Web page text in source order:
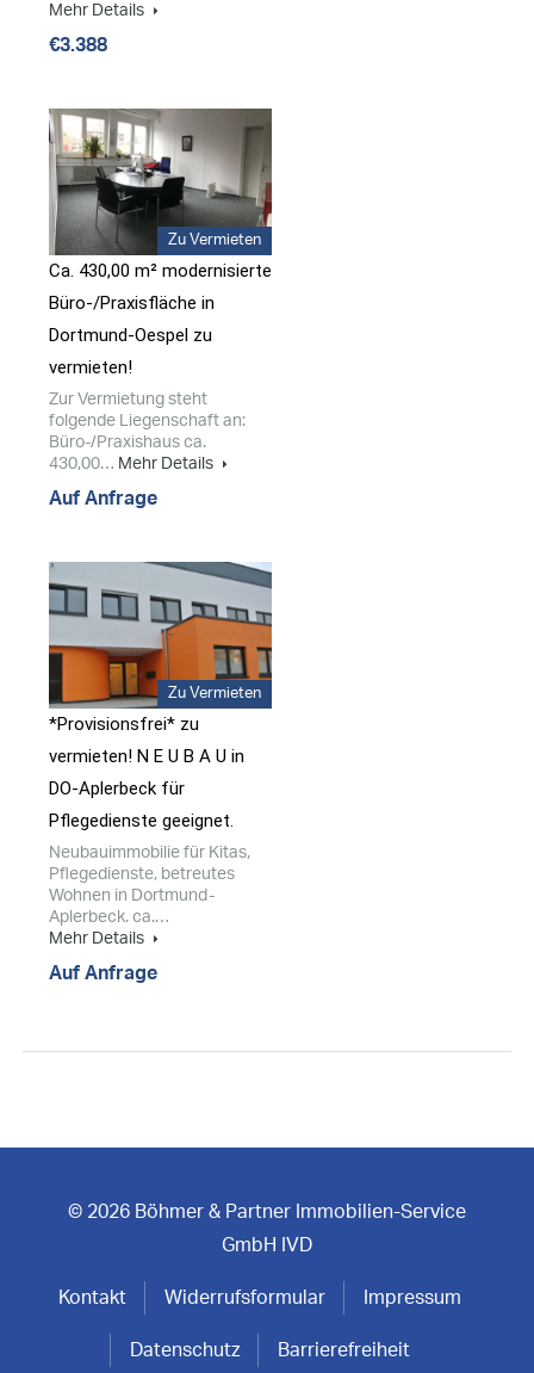
Mehr Details
€3.388
Zu Vermieten
Ca. 430,00 m² modernisierte
Büro-/​Praxisfläche in
Dortmund-Oespel zu
vermieten!
Zur Vermietung steht
folgende Liegenschaft an:
Büro-/Praxishaus ca.
430,00… Mehr Details
Auf Anfrage
Zu Vermieten
*Provisionsfrei* zu
vermieten! N E U B A U in
DO-Aplerbeck für
Pflegedienste geeignet.
Neubauimmobilie für Kitas,
Pflegedienste, betreutes
Wohnen in Dortmund-
Aplerbeck. ca.…
Mehr Details
Auf Anfrage
© 2026 Böhmer & Partner Immobilien-Service
GmbH IVD
Kontakt Widerrufsformular Impressum
Datenschutz Barrierefreiheit